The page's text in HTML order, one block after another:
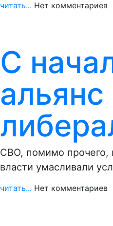
читать... Нет комментариев
С
СВО, помимо прочего,
власти умасливали
читать... Нет комментариев